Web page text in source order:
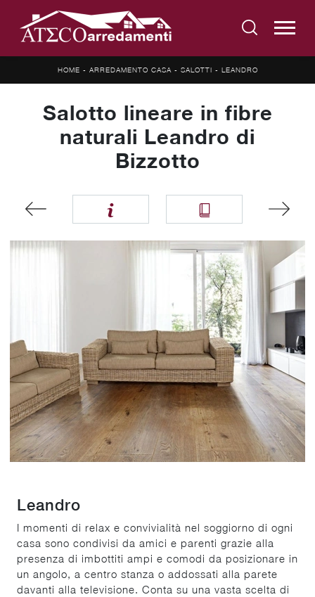
HOME - ARREDAMENTO CASA - SALOTTI - LEANDRO
Salotto lineare in fibre
naturali Leandro di
Bizzotto
Leandro
I momenti di relax e convivialità nel soggiorno di ogni
casa sono condivisi da amici e parenti grazie alla
presenza di imbottiti ampi e comodi da posizionare in
un angolo, a centro stanza o addossati alla parete
davanti alla televisione. Conta su una vasta scelta di